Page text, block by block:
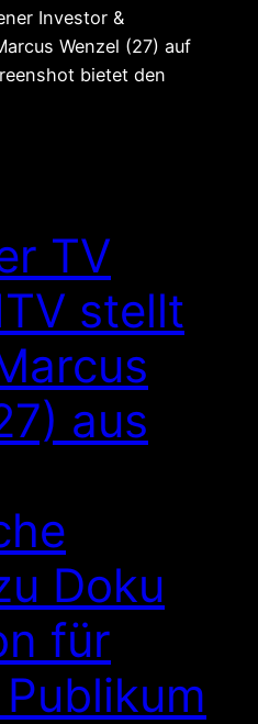
Investor &
Wenzel (27) auf
bietet den
TV
stellt
aus
Doku
für